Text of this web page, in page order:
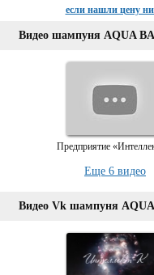
если нашли цену
Видео шампуня AQUA
Предприятие
Еще 6 видео
Видео Vk шампуня